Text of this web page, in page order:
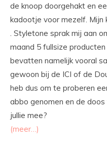
de knoop doorgehakt en
kadootje voor mezelf. Mijn
. Styletone sprak mij aan
maand 5 fullsize
bevatten namelijk vooral
gewoon bij de ICI of de
heb dus om te proberen
abbo genomen en de doos
jullie mee?
(meer…)